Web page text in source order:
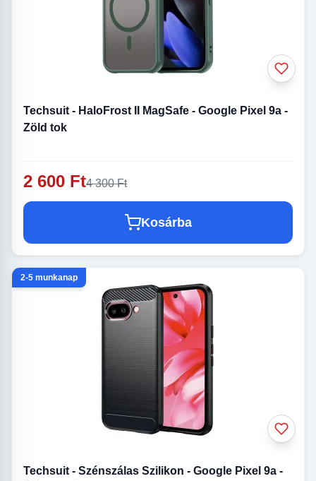
Techsuit - HaloFrost II MagSafe - Google Pixel 9a -
Zöld tok
2 600 Ft4 300 Ft
Kosárba
2-5 munkanap
Techsuit - Szénszálas Szilikon - Google Pixel 9a -